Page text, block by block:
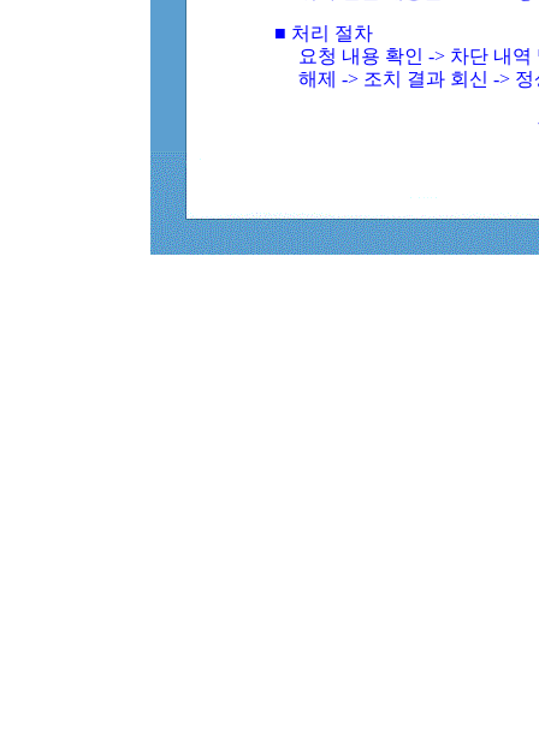
■ 처리 절차
요청 내용 확인 -> 차단 내
해제 -> 조치 결과 회신 ->